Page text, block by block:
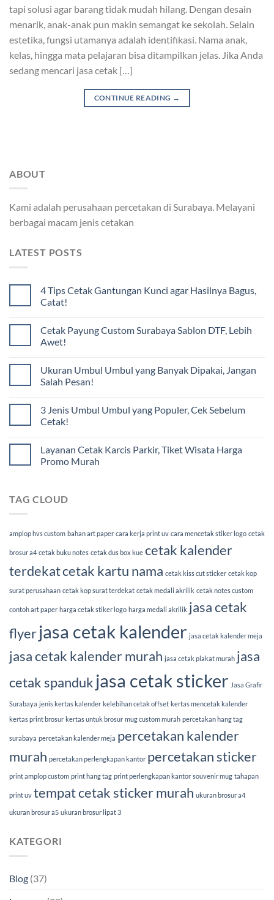
tapi solusi agar barang tidak mudah hilang. Dengan desain
menarik, anak-anak pun makin semangat ke sekolah. Selain
estetika, fungsi utamanya adalah identifikasi. Nama anak,
kelas, hingga mata pelajaran bisa ditampilkan jelas. Jika Anda
sedang mencari jasa cetak […]
CONTINUE READING →
ABOUT
Kami adalah perusahaan percetakan di Surabaya. Melayani
berbagai macam jenis cetakan
LATEST POSTS
4 Tips Cetak Gantungan Kunci agar Hasilnya Bagus,
Catat!
Cetak Payung Custom Surabaya Sablon DTF, Lebih
Awet!
Ukuran Umbul Umbul yang Banyak Dipakai, Jangan
Salah Pesan!
3 Jenis Umbul Umbul yang Populer, Cek Sebelum
Cetak!
Layanan Cetak Karcis Parkir, Tiket Wisata Harga
Promo Murah
TAG CLOUD
amplop hvs custom bahan art paper cara kerja print uv cara mencetak stiker logo cetak
brosur a4 cetak buku notes cetak dus box kue cetak kalender
terdekatcetak kartu nama cetak kiss cut sticker cetak kop
surat perusahaan cetak kop surat terdekat cetak medali akrilik cetak notes custom
contoh art paper harga cetak stiker logo harga medali akrilik jasa cetak
flyerjasa cetak kalender jasa cetak kalender meja
jasa cetak kalender murah jasa cetak plakat murah jasa
cetak spanduk jasa cetak sticker Jasa Grafir
Surabaya jenis kertas kalender kelebihan cetak offset kertas mencetak kalender
kertas print brosur kertas untuk brosur mug custom murah percetakan hang tag
surabaya percetakan kalender meja percetakan kalender
murah percetakan perlengkapan kantor percetakan sticker
print amplop custom print hang tag print perlengkapan kantor souvenir mug tahapan
print uv tempat cetak sticker murah ukuran brosur a4
ukuran brosur a5 ukuran brosur lipat 3
KATEGORI
Blog (37)